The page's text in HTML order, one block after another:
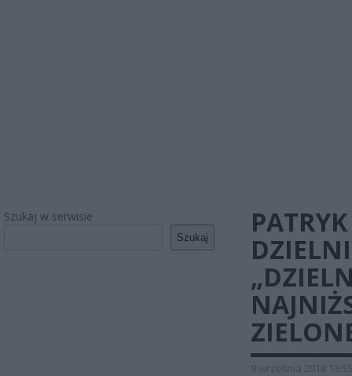
Szukaj w serwisie
Szukaj
9 września 2018 13:55